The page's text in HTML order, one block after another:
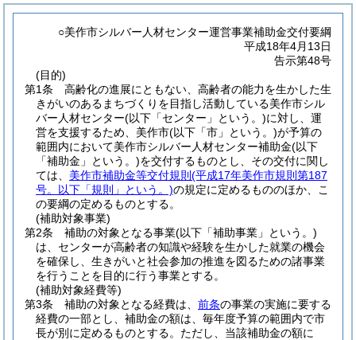
○美作市シルバー人材センター運営事業補助金交付要綱
平成18年4月13日
告示第48号
(目的)
第1条
高齢化の進展にともない、高齢者の能力を生かした生
きがいのあるまちづくりを目指し活動している美作市シル
バー人材センター(以下「センター」という。)に対し、運
営を支援するため、美作市(以下「市」という。)が予算の
範囲内において美作市シルバー人材センター補助金(以下
「補助金」という。)を交付するものとし、その交付に関し
ては、 美作市補助金等交付規則 (平成17年美作市規則第187
号。以下「規則」という。)の規定に定めるもののほか、こ
の要綱の定めるものとする。
(補助対象事業)
第2条
補助の対象となる事業(以下「補助事業」という。)
は、センターが高齢者の知識や経験を生かした就業の機会
を確保し、生きがいと社会参加の推進を図るための諸事業
を行うことを目的に行う事業とする。
(補助対象経費等)
第3条
補助の対象となる経費は、 前条の事業の実施に要する
経費の一部とし、補助金の額は、毎年度予算の範囲内で市
長が別に定めるものとする。 ただし、当該補助金の額に